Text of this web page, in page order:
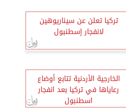
تركيا تعلن عن سيناريوهين
لانفجار إسطنبول
الخارجية الأردنية تتابع أوضاع
رعاياها في تركيا بعد انفجار
اسطنبول